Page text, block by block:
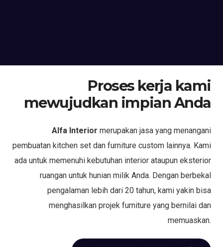
Proses kerja kami
mewujudkan impian Anda
Alfa Interior merupakan jasa yang menangani
pembuatan kitchen set dan furniture custom lainnya. Kami
ada untuk memenuhi kebutuhan interior ataupun eksterior
ruangan untuk hunian milik Anda. Dengan berbekal
pengalaman lebih dari 20 tahun, kami yakin bisa
menghasilkan projek furniture yang bernilai dan
memuaskan.